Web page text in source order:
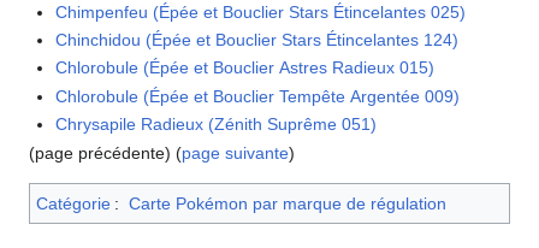
Chimpenfeu (Épée et Bouclier Stars Étincelantes 025)
Chinchidou (Épée et Bouclier Stars Étincelantes 124)
Chlorobule (Épée et Bouclier Astres Radieux 015)
Chlorobule (Épée et Bouclier Tempête Argentée 009)
Chrysapile Radieux (Zénith Suprême 051)
(page précédente) (page suivante)
Catégorie : Carte Pokémon par marque de régulation